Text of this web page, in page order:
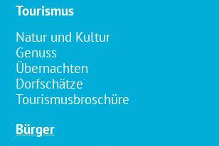
Tourismus
Natur und Kultur
Genuss
Übernachten
Dorfschätze
Tourismusbroschüre
Bürger